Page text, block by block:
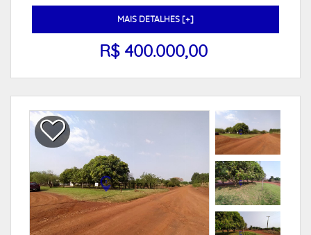
MAIS DETALHES [+]
R$ 400.000,00